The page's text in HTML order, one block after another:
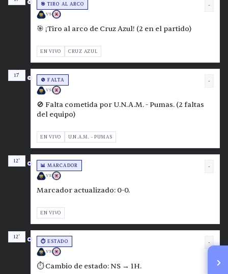
🎯 TIRO AL ARCO
VS
-
🎯 ¡Tiro al arco de Cruz Azul! (2 en el partido)
EN VIVO CRUZ AZUL
17'
🚫 FALTA
VS
-
🚫 Falta cometida por U.N.A.M. - Pumas. (2 faltas
del equipo)
EN VIVO U.N.A.M. - PUMAS
12'
📊 MARCADOR
VS
-
Marcador actualizado: 0-0.
EN VIVO
12'
⏱️ ESTADO
VS
-
⏱️ Cambio de estado: NS → 1H.